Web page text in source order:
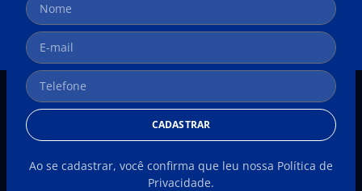
CADASTRAR
Ao se cadastrar, você confirma que leu nossa Política de
Privacidade.